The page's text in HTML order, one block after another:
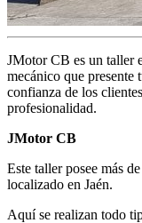
JMotor CB es un taller
mecánico que presente
confianza de los
profesionalidad.
JMotor CB
Este taller posee más
localizado en Jaén.
Aquí se realizan todo